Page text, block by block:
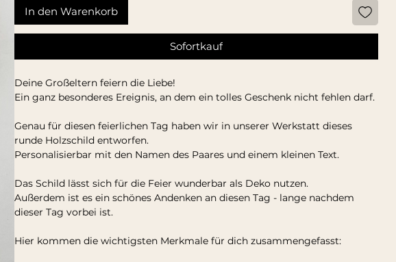
In den Warenkorb
Sofortkauf
Deine Großeltern feiern die Liebe!
Ein ganz besonderes Ereignis, an dem ein tolles Geschenk nicht fehlen darf.
Genau für diesen feierlichen Tag haben wir in unserer Werkstatt dieses
runde Holzschild entworfen.
Personalisierbar mit den Namen des Paares und einem kleinen Text.
Das Schild lässt sich für die Feier wunderbar als Deko nutzen.
Außerdem ist es ein schönes Andenken an diesen Tag - lange nachdem
dieser Tag vorbei ist.
Hier kommen die wichtigsten Merkmale für dich zusammengefasst: